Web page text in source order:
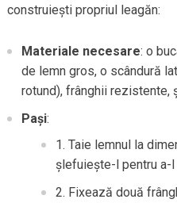
construiești propriul leagăn:
Materiale necesare: o
de lemn gros, o scândură
rotund), frânghii rezistente,
Pași:
Taie lemnul la
șlefuiește-l pentru a-
Fixează două